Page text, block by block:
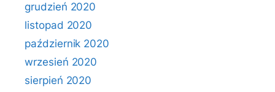
grudzień 2020
listopad 2020
październik 2020
wrzesień 2020
sierpień 2020